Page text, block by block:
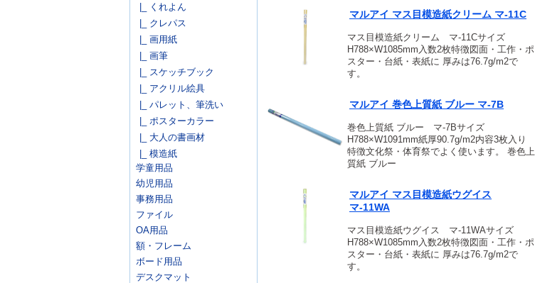
|_ くれよん
|_ クレパス
|_ 画用紙
|_ 画筆
|_ スケッチブック
|_ アクリル絵具
|_ パレット、筆洗い
|_ ポスターカラー
|_ 大人の書画材
|_ 模造紙
学童用品
幼児用品
事務用品
ファイル
OA用品
額・フレーム
ボード用品
デスクマット
マルアイ マス目模造紙クリーム マ-11C
マス目模造紙クリーム マ-11Cサイズ
H788×W1085mm入数2枚特徴図面・工作・ポ
スター・台紙・表紙に 厚みは76.7g/m2で
す。
マルアイ 巻色上質紙 ブルー マ-7B
巻色上質紙 ブルー マ-7Bサイズ
H788×W1091mm紙厚90.7g/m2内容3枚入り
特徴文化祭・体育祭でよく使います。 巻色上
質紙 ブルー
マルアイ マス目模造紙ウグイス
マ-11WA
マス目模造紙ウグイス マ-11WAサイズ
H788×W1085mm入数2枚特徴図面・工作・ポ
スター・台紙・表紙に 厚みは76.7g/m2で
す。